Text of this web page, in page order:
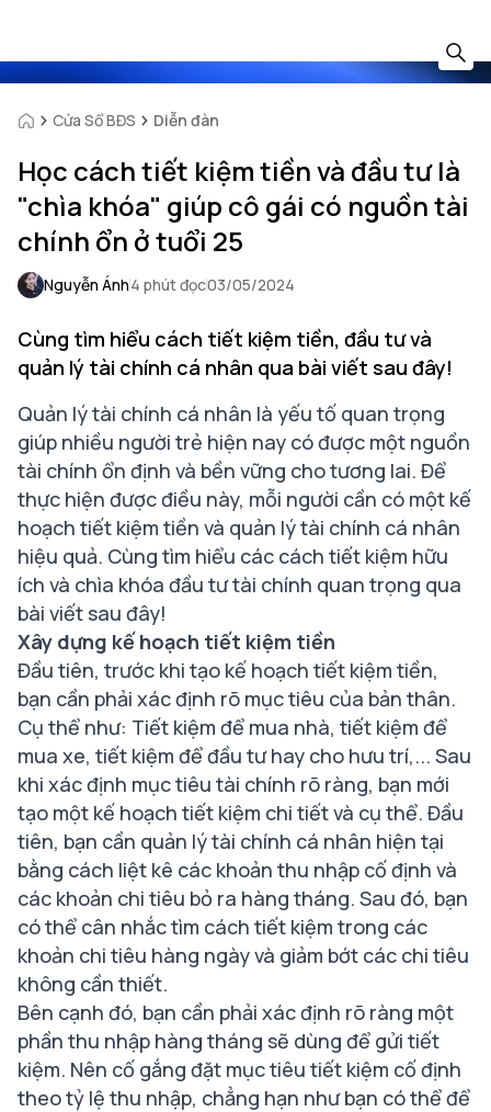
Cửa Sổ BĐS Diễn đàn
Học cách tiết kiệm tiền và đầu tư là
"chìa khóa" giúp cô gái có nguồn tài
chính ổn ở tuổi 25
Nguyễn Ánh4 phút đọc03/05/2024
Cùng tìm hiểu cách tiết kiệm tiền, đầu tư và
quản lý tài chính cá nhân qua bài viết sau đây!
Quản lý tài chính cá nhân là yếu tố quan trọng
giúp nhiều người trẻ hiện nay có được một nguồn
tài chính ổn định và bền vững cho tương lai. Để
thực hiện được điều này, mỗi người cần có một kế
hoạch tiết kiệm tiền và quản lý tài chính cá nhân
hiệu quả. Cùng tìm hiểu các cách tiết kiệm hữu
ích và chìa khóa đầu tư tài chính quan trọng qua
bài viết sau đây!
Xây dựng kế hoạch tiết kiệm tiền
Đầu tiên, trước khi tạo kế hoạch tiết kiệm tiền,
bạn cần phải xác định rõ mục tiêu của bản thân.
Cụ thể như: Tiết kiệm để mua nhà, tiết kiệm để
mua xe, tiết kiệm để đầu tư hay cho hưu trí,... Sau
khi xác định mục tiêu tài chính rõ ràng, bạn mới
tạo một kế hoạch tiết kiệm chi tiết và cụ thể. Đầu
tiên, bạn cần quản lý tài chính cá nhân hiện tại
bằng cách liệt kê các khoản thu nhập cố định và
các khoản chi tiêu bỏ ra hàng tháng. Sau đó, bạn
có thể cân nhắc tìm cách tiết kiệm trong các
khoản chi tiêu hàng ngày và giảm bớt các chi tiêu
không cần thiết.
Bên cạnh đó, bạn cần phải xác định rõ ràng một
phần thu nhập hàng tháng sẽ dùng để gửi tiết
kiệm. Nên cố gắng đặt mục tiêu tiết kiệm cố định
theo tỷ lệ thu nhập, chẳng hạn như bạn có thể để